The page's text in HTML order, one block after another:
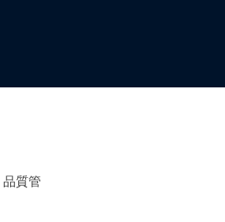
質管